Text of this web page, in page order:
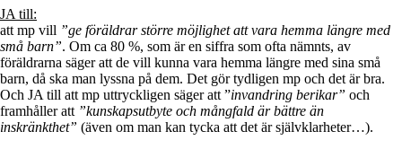
JA till:
att mp vill ”ge föräldrar större möjlighet att vara hemma längre med
små barn”. Om ca 80 %, som är en siffra som ofta nämnts, av
föräldrarna säger att de vill kunna vara hemma längre med sina små
barn, då ska man lyssna på dem. Det gör tydligen mp och det är bra.
Och JA till att mp uttryckligen säger att ”invandring berikar” och
framhåller att”kunskapsutbyte och mångfald är bättre än
inskränkthet” (även om man kan tycka att det är självklarheter…).